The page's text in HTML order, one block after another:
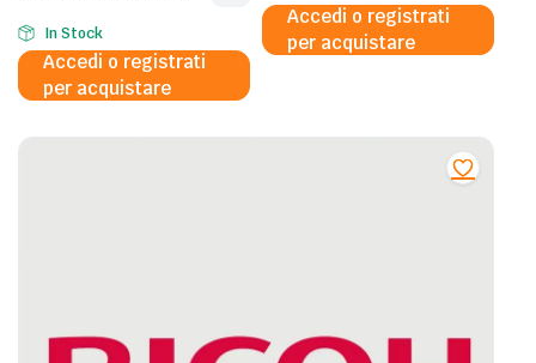
In Stock
Accedi o registrati
per acquistare
Accedi o registrati
per acquistare